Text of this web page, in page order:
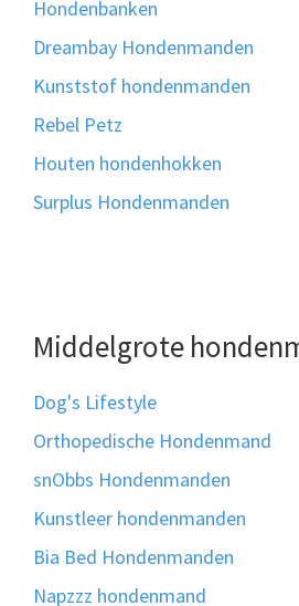
Hondenbanken
Dreambay Hondenmanden
Kunststof hondenmanden
Rebel Petz
Houten hondenhokken
Surplus Hondenmanden
Middelgrote
Dog's Lifestyle
Orthopedische Hondenmand
snObbs Hondenmanden
Kunstleer hondenmanden
Bia Bed Hondenmanden
Napzzz hondenmand